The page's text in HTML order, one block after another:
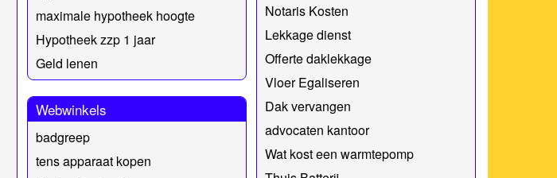
maximale hypotheek hoogte
Hypotheek zzp 1 jaar
Geld lenen
Webwinkels
badgreep
tens apparaat kopen
Notaris Kosten
Lekkage dienst
Offerte daklekkage
Vloer Egaliseren
Dak vervangen
advocaten kantoor
Wat kost een warmtepomp